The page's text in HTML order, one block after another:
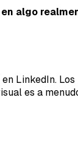
algo
LinkedIn.
es a